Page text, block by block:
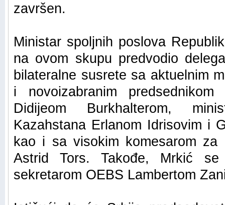
završen.
Ministar spoljnih poslova
na ovom skupu predvodio
bilateralne susrete sa aktuelnim
i novoizabranim predsednikom
Didijeom Burkhalterom,
Kazahstana Erlanom Idrisovim i
kao i sa visokim komesarom za
Astrid Tors. Takođe, Mrkić
sekretarom OEBS Lambertom